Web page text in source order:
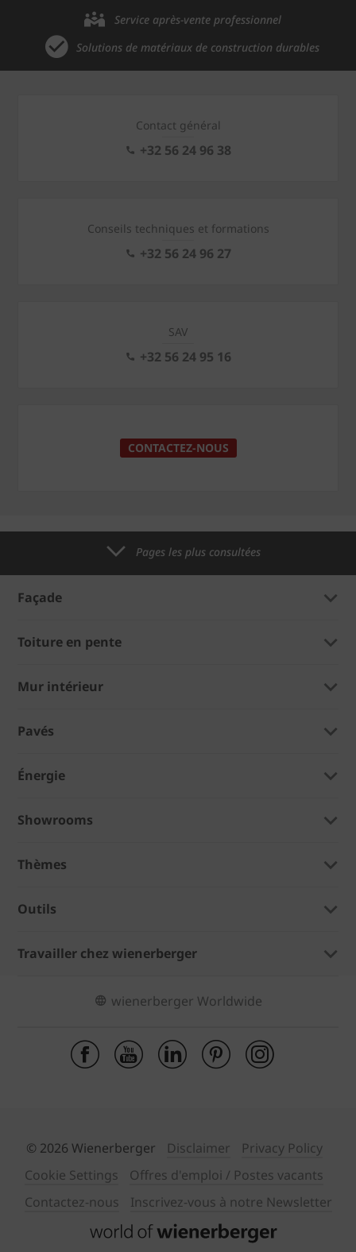
Service après-vente professionnel
Solutions de matériaux de construction durables
Contact général
+32 56 24 96 38
Conseils techniques et formations
+32 56 24 96 27
SAV
+32 56 24 95 16
CONTACTEZ-NOUS
Pages les plus consultées
Façade
Toiture en pente
Mur intérieur
Pavés
Énergie
Showrooms
Thèmes
Outils
Travailler chez wienerberger
wienerberger Worldwide
© 2026 Wienerberger Disclaimer
Privacy Policy
Cookie Settings
Offres d'emploi / Postes vacants
Contactez-nous
Inscrivez-vous à notre Newsletter